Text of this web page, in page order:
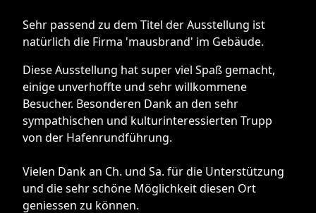
Sehr passend zu dem Titel der Ausstellung ist
natürlich die Firma 'mausbrand' im Gebäude.
Diese Ausstellung hat super viel Spaß gemacht,
einige unverhoffte und sehr willkommene
Besucher. Besonderen Dank an den sehr
sympathischen und kulturinteressierten Trupp
von der Hafenrundführung.
Vielen Dank an Ch. und Sa. für die Unterstützung
und die sehr schöne Möglichkeit diesen Ort
geniessen zu können.